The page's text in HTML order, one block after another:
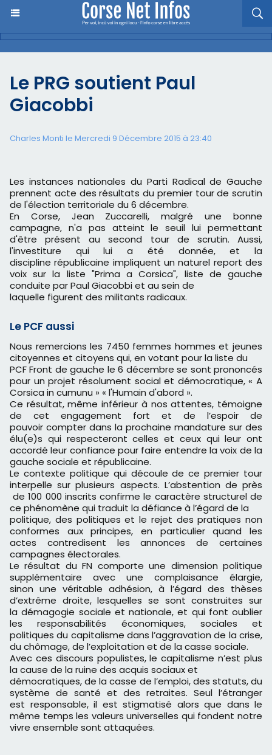
Le PRG soutient Paul
Giacobbi
Charles Monti le Mercredi 9 Décembre 2015 à 23:40
Les instances nationales du Parti Radical de Gauche
prennent acte des résultats du premier tour de scrutin
de l'élection territoriale du 6 décembre.
En Corse, Jean Zuccarelli, malgré une bonne
campagne, n'a pas atteint le seuil lui permettant
d'être présent au second tour de scrutin. Aussi,
l'investiture qui lui a été donnée, et la
discipline républicaine impliquent un naturel report des
voix sur la liste "Prima a Corsica", liste de gauche
conduite par Paul Giacobbi et au sein de
laquelle figurent des militants radicaux.
Le PCF aussi
Nous remercions les 7450 femmes hommes et jeunes
citoyennes et citoyens qui, en votant pour la liste du
PCF Front de gauche le 6 décembre se sont prononcés
pour un projet résolument social et démocratique, « A
Corsica in cumunu » « l'Humain d'abord ».
Ce résultat, même inférieur à nos attentes, témoigne
de cet engagement fort et de l’espoir de
pouvoir compter dans la prochaine mandature sur des
élu(e)s qui respecteront celles et ceux qui leur ont
accordé leur confiance pour faire entendre la voix de la
gauche sociale et républicaine.
Le contexte politique qui découle de ce premier tour
interpelle sur plusieurs aspects. L’abstention de près
de 100 000 inscrits confirme le caractère structurel de
ce phénomène qui traduit la défiance à l’égard de la
politique, des politiques et le rejet des pratiques non
conformes aux principes, en particulier quand les
actes contredisent les annonces de certaines
campagnes électorales.
Le résultat du FN comporte une dimension politique
supplémentaire avec une complaisance élargie,
sinon une véritable adhésion, à l’égard des thèses
d’extrême droite, lesquelles se sont construites sur
la démagogie sociale et nationale, et qui font oublier
les responsabilités économiques, sociales et
politiques du capitalisme dans l’aggravation de la crise,
du chômage, de l’exploitation et de la casse sociale.
Avec ces discours populistes, le capitalisme n’est plus
la cause de la ruine des acquis sociaux et
démocratiques, de la casse de l’emploi, des statuts, du
système de santé et des retraites. Seul l’étranger
est responsable, il est stigmatisé alors que dans le
même temps les valeurs universelles qui fondent notre
vivre ensemble sont attaquées.